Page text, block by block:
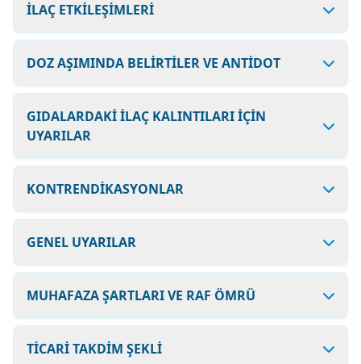
İLAÇ ETKİLEŞİMLERİ
DOZ AŞIMINDA BELİRTİLER VE ANTİDOT
GIDALARDAKİ İLAÇ KALINTILARI İÇİN
UYARILAR
KONTRENDİKASYONLAR
GENEL UYARILAR
MUHAFAZA ŞARTLARI VE RAF ÖMRÜ
TİCARİ TAKDİM ŞEKLİ